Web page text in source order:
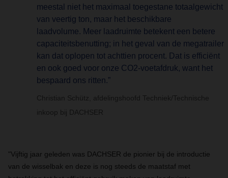
meestal niet het maximaal toegestane totaalgewicht
van veertig ton, maar het beschikbare
laadvolume. Meer laadruimte betekent een betere
capaciteitsbenutting; in het geval van de megatrailer
kan dat oplopen tot achttien procent. Dat is efficiënt
en ook goed voor onze CO2-voetafdruk, want het
bespaard ons ritten.”
Christian Schütz, afdelingshoofd Techniek/Technische
inkoop bij DACHSER
"Vijftig jaar geleden was DACHSER de pionier bij de introductie
van de wisselbak en deze is nog steeds de maatstaf met